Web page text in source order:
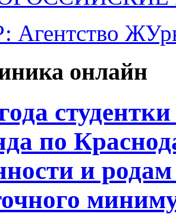
онлайн
по
и